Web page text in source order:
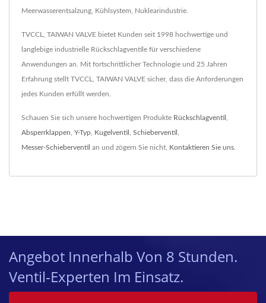
Meerwasserentsalzung, Kühlsystem, Nuklearindustrie.
TVCCL, TAIWAN VALVE bietet Kunden seit 1998 hochwertige und
langlebige industrielle Rückschlagventile für verschiedene
Anwendungen an. Mit fortschrittlicher Technologie und 25 Jahren
Erfahrung stellt TVCCL, TAIWAN VALVE sicher, dass die Anforderungen
jedes Kunden erfüllt werden.
Schauen Sie sich unsere hochwertigen Produkte Rückschlagventil
Absperrklappen Y-Typ Kugelventil Schieberventil
Messer-Schieberventil an und zögern Sie nicht, Kontaktieren Sie uns
Angebot Innerhalb Von 8 Stunden.
Ventil-Experten Im Einsatz.